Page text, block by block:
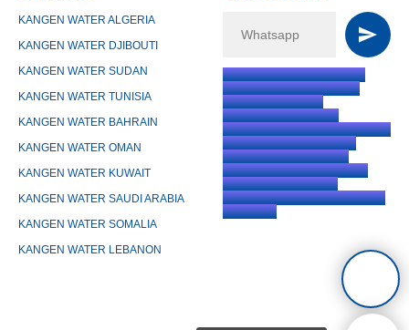
KANGEN WATER ALGERIA
KANGEN WATER DJIBOUTI
KANGEN WATER SUDAN
KANGEN WATER TUNISIA
KANGEN WATER BAHRAIN
KANGEN WATER OMAN
KANGEN WATER KUWAIT
KANGEN WATER SAUDI ARABIA
KANGEN WATER SOMALIA
KANGEN WATER LEBANON
Kangen-Dubai.com is an
independent authorized
Enagic distributor
representing Enagic
products in Dubai, the United
Arab Emirates, and the
Middle East, including
Kangen Water machines,
shower systems, air
purifiers, and related Enagic
products.